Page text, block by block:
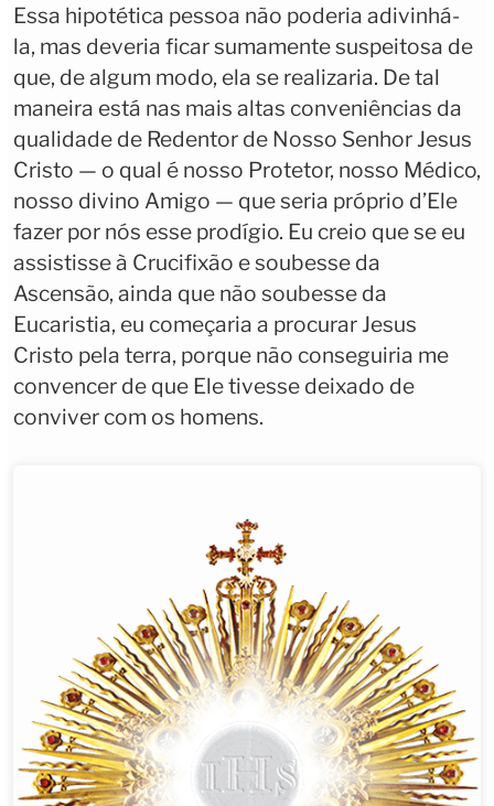
Essa hipotética pessoa não poderia adivinhá-
la, mas deveria ficar sumamente suspeitosa de
que, de algum modo, ela se realizaria. De tal
maneira está nas mais altas conveniências da
qualidade de Redentor de Nosso Senhor Jesus
Cristo — o qual é nosso Protetor, nosso Médico,
nosso divino Amigo — que seria próprio d’Ele
fazer por nós esse prodígio. Eu creio que se eu
assistisse à Crucifixão e soubesse da
Ascensão, ainda que não soubesse da
Eucaristia, eu começaria a procurar Jesus
Cristo pela terra, porque não conseguiria me
convencer de que Ele tivesse deixado de
conviver com os homens.